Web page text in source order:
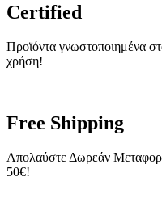
Certified
Προϊόντα γνωστοποιημένα
χρήση!
Free Shipping
Απολαύστε Δωρεάν
50€!